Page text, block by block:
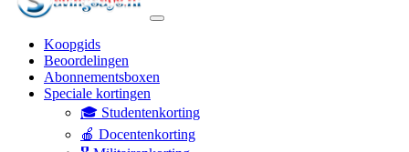
Koopgids
Beoordelingen
Abonnementsboxen
Speciale kortingen
🎓 Studentenkorting
🍎 Docentenkorting